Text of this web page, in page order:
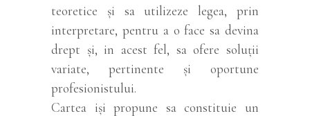
teoretice și sa utilizeze legea, prin
interpretare, pentru a o face sa devina
drept și, in acest fel, sa ofere soluții
variate, pertinente și oportune
profesionistului.
Cartea iși propune sa constituie un